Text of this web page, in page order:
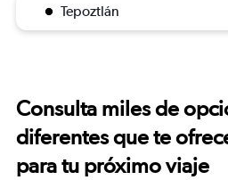
Tepoztlán
Consulta miles de
diferentes que te
para tu próximo viaje